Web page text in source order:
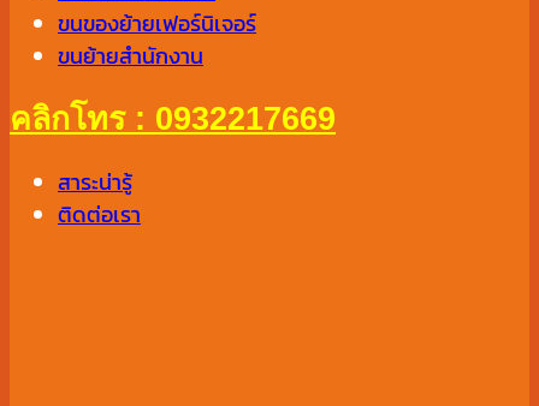
ขนของย้ายเฟอร์นิเจอร์
ขนย้ายสำนักงาน
คลิกโทร : 0932217669
สาระน่ารู้
ติดต่อเรา